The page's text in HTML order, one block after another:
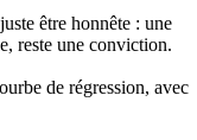
être honnête : une
reste une conviction.
de régression, avec